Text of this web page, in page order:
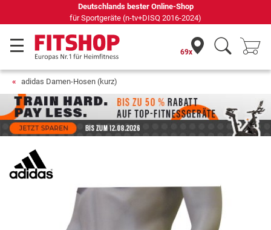
Deutschlands bester Online-Shop
für Sportgeräte (n-tv+DISQ 2016-2024)
69x
adidas Damen-Hosen (kurz)